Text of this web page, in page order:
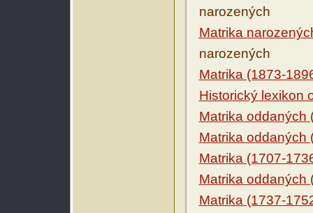
narozených
Matrika
narozených
Matrika (1873-
Historický lexikon
Matrika oddaných
Matrika oddaných
Matrika (1707-
Matrika oddaných
Matrika (1737-